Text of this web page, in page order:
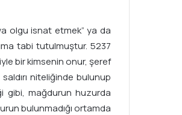
olgu isnat etmek” ya da
tabi tutulmuştur. 5237
bir kimsenin onur, şeref
niteliğinde bulunup
gibi, mağdurun huzurda
bulunmadığı ortamda